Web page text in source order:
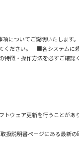
ついてご説明いたします
ください。 ■各システムに
特徴・操作方法を必ずご確
ウェア更新を行うことがあ
扱説明書ページにある最